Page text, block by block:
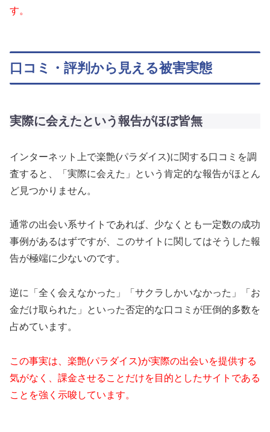
す。
口コミ・評判から見える被害実態
実際に会えたという報告がほぼ皆無
インターネット上で楽艶(パラダイス)に関する口コミを調
査すると、「実際に会えた」という肯定的な報告がほとん
ど見つかりません。
通常の出会い系サイトであれば、少なくとも一定数の成功
事例があるはずですが、このサイトに関してはそうした報
告が極端に少ないのです。
逆に「全く会えなかった」「サクラしかいなかった」「お
金だけ取られた」といった否定的な口コミが圧倒的多数を
占めています。
この事実は、楽艶(パラダイス)が実際の出会いを提供する
気がなく、課金させることだけを目的としたサイトである
ことを強く示唆しています。